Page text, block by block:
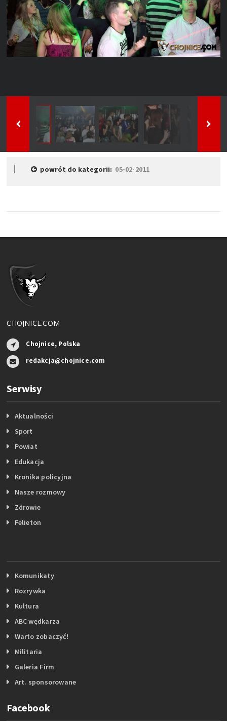
powrót do kategorii: 05-02-2011
CHOJNICE.COM
Chojnice, Polska
redakcja@chojnice.com
Serwisy
Aktualności
Sport
Powiat
Edukacja
Kronika policyjna
Nasze rozmowy
Zdrowie
Felieton
Komunikaty
Rozrywka
Kultura
ABC wędkarza
Warto zobaczyć!
Militaria
Galeria Firm
Art. sponsorowane
Facebook